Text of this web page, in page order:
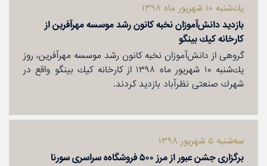
یك‌شنبه ۱۰ شهریور ماه ۱۳۹۸
بازدید دانش‌آموزان نخبه كانون رشد موسسه مهرآفرین از
كارخانه كیك بینگو
گروهی از دانش‌آموزان نخبه كانون رشد موسسه مهرآفرین، روز
یك‌شنبه ۱۰ شهریور ماه ۱۳۹۸ از كارخانه كیك بینگو واقع در
شهرك صنعتی نظرآباد بازدید كردند.
سه‌شنبه ۵ شهریور ۱۳۹۸
برگزاری جشن عبور از مرز ۵۰۰ فروشگاه‌ه سراسری سورنا